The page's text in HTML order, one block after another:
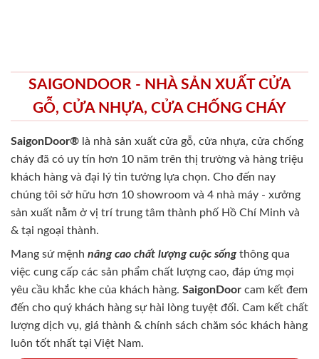
SAIGONDOOR - NHÀ SẢN XUẤT CỬA
GỖ, CỬA NHỰA, CỬA CHỐNG CHÁY
SaigonDoor® là nhà sản xuất cửa gỗ, cửa nhựa, cửa chống
cháy đã có uy tín hơn 10 năm trên thị trường và hàng triệu
khách hàng và đại lý tin tưởng lựa chọn. Cho đến nay
chúng tôi sở hữu hơn 10 showroom và 4 nhà máy - xưởng
sản xuất nằm ở vị trí trung tâm thành phố Hồ Chí Minh và
& tại ngoại thành.
Mang sứ mệnh nâng cao chất lượng cuộc sốngthông qua
việc cung cấp các sản phẩm chất lượng cao, đáp ứng mọi
yêu cầu khắc khe của khách hàng. SaigonDoor cam kết đem
đến cho quý khách hàng sự hài lòng tuyệt đối. Cam kết chất
lượng dịch vụ, giá thành & chính sách chăm sóc khách hàng
luôn tốt nhất tại Việt Nam.